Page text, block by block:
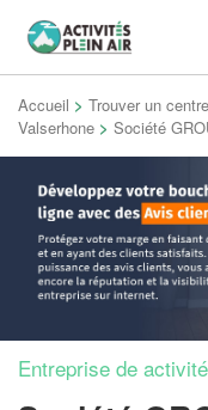
Accueil > Trouver un
Valserhone > Société
Entreprise de